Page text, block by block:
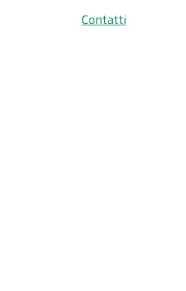
Contatti